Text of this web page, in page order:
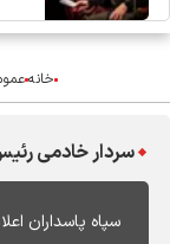
خانهعمومی
سردار خادمی
سپاه پاسداران